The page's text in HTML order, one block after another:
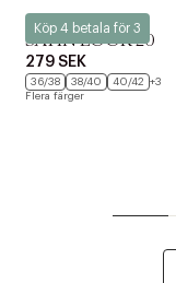
Köp 4 betala för 3
Kunert
SATIN LOOK 20
279 SEK
36/38 38/40 40/42 +3
Flera färger